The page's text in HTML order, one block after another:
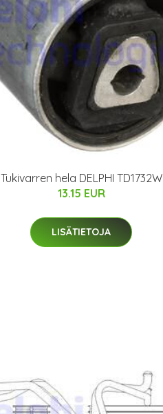
Tukivarren hela DELPHI TD1732W
13.15 EUR
LISÄTIETOJA